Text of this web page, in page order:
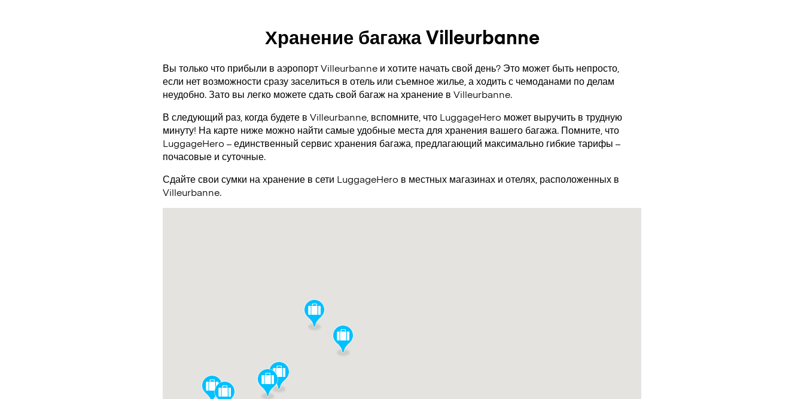
Хранение багажа Villeurbanne
Вы только что прибыли в аэропорт Villeurbanne и хотите начать свой день? Это может быть непросто,
если нет возможности сразу заселиться в отель или съемное жилье, а ходить с чемоданами по делам
неудобно. Зато вы легко можете сдать свой багаж на хранение в Villeurbanne.
В следующий раз, когда будете в Villeurbanne, вспомните, что LuggageHero может выручить в трудную
минуту! На карте ниже можно найти самые удобные места для хранения вашего багажа. Помните, что
LuggageHero – единственный сервис хранения багажа, предлагающий максимально гибкие тарифы –
почасовые и суточные.
Сдайте свои сумки на хранение в сети LuggageHero в местных магазинах и отелях, расположенных в
Villeurbanne.